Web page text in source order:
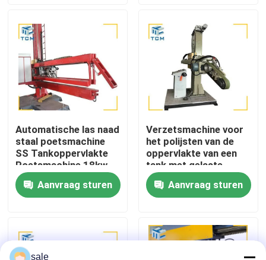
Fabriekstocht
Kwaliteitscontrole
Neem contact met ons op
Nieuws
Gevallen
Tankpoetsmachine
Automatische las naad
staal poetsmachine
SS Tankoppervlakte
Poetsmachine 18kw
Aanvraag sturen
Verzetsmachine voor
het polijsten van de
oppervlakte van een
tank met gelaste
schelpen 6 ~ 12m2/h
Polijsten van platte
oppervlakken
Aanvraag sturen
sale